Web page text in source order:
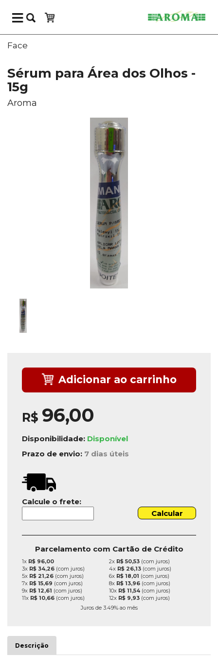
Face
Sérum para Área dos Olhos -
15g
Aroma
Adicionar ao carrinho
R$ 96,00
Disponibilidade: Disponível
Prazo de envio: 7 dias úteis
Calcule o frete:
Parcelamento com Cartão de Crédito
1x R$ 96,00 2x R$ 50,53 (com juros)
3x R$ 34,26 (com juros) 4x R$ 26,13 (com juros)
5x R$ 21,26 (com juros) 6x R$ 18,01 (com juros)
7x R$ 15,69 (com juros) 8x R$ 13,96 (com juros)
9x R$ 12,61 (com juros) 10x R$ 11,54 (com juros)
11x R$ 10,66 (com juros) 12x R$ 9,93 (com juros)
Juros de 3.49% ao mês
Descrição